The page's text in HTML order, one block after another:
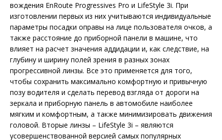
вождения EnRoute Progressives Pro и LifeStyle 3i. При
изготовлении первых из них учитываются индивидуальные
параметры посадки оправы на лице пользователя очков, а
также расстояние до приборной панели в машине, что
влияет на расчет значения аддидации и, как следствие, на
глубину и ширину полей зрения в разных зонах
прогрессивной линзы. Все это применяется для того,
чтобы сохранить максимально комфортную и привычную
позу водителя и сделать перевод взгляда от дороги на
зеркала и приборную панель в автомобиле наиболее
мягким и комфортным, а также минимизировать движения
головой. Вторые линзы – LifeStyle 3i – являются
усовершенствованной версией самых популярных